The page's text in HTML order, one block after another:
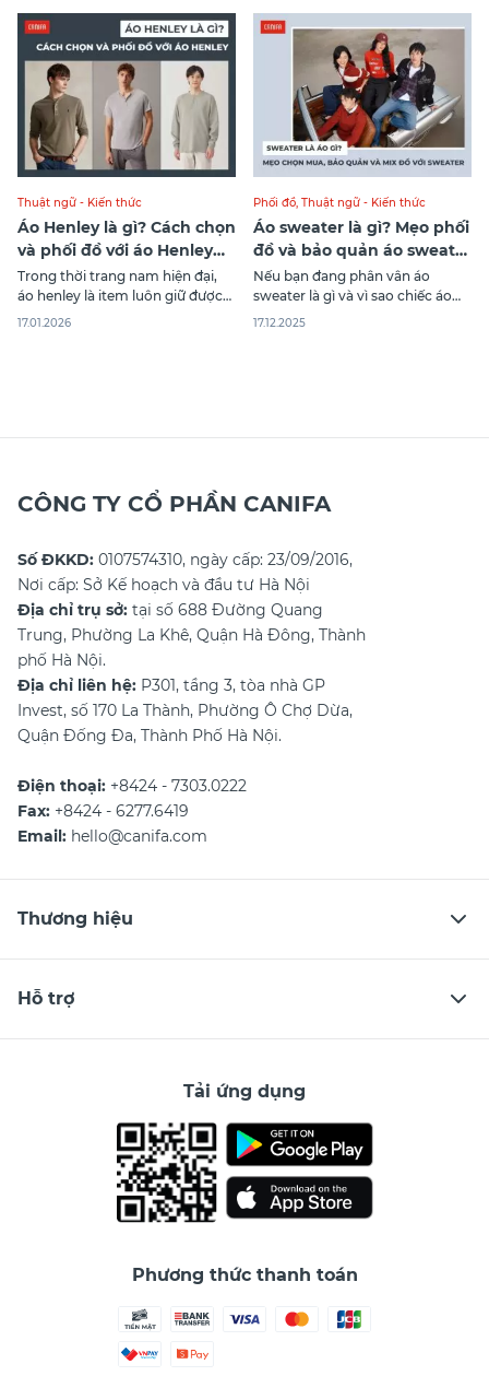
trang, thuật ngữ Classic còn
được ứng dụng rộng rãi trong
nghệ thuật, kiến trúc, thiết kế và
phong cách sống. Bài
Thuật ngữ - Kiến thức
Áo Henley là gì? Cách chọn
và phối đồ với áo Henley
nam
Trong thời trang nam hiện đại,
áo henley là item luôn giữ được
sức hút bền bỉ theo thời gian. Với
17.01.2026
Phối đồ, Thuật ngữ - Kiến thức
Áo sweater là gì? Mẹo phối
đồ và bảo quản áo sweater
chuẩn nhất
Nếu bạn đang phân vân áo
sweater là gì và vì sao chiếc áo
tưởng chừng đơn giản này lại
17.12.2025
CÔNG TY CỔ PHẦN CANIFA
Số ĐKKD: 0107574310, ngày cấp: 23/09/2016,
Nơi cấp: Sở Kế hoạch và đầu tư Hà Nội
Địa chỉ trụ sở: tại số 688 Đường Quang
Trung, Phường La Khê, Quận Hà Đông, Thành
phố Hà Nội.
Địa chỉ liên hệ: P301, tầng 3, tòa nhà GP
Invest, số 170 La Thành, Phường Ô Chợ Dừa,
Quận Đống Đa, Thành Phố Hà Nội.
Điện thoại: +8424 - 7303.0222
Fax: +8424 - 6277.6419
Email: hello@canifa.com
Thương hiệu
Hỗ trợ
Tải ứng dụng
Phương thức thanh toán